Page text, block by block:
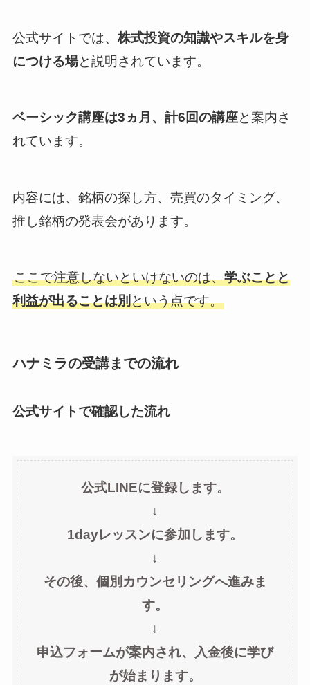
公式サイトでは、株式投資の知識やスキルを身
につける場と説明されています。
ベーシック講座は3ヵ月、計6回の講座と案内さ
れています。
内容には、銘柄の探し方、売買のタイミング、
推し銘柄の発表会があります。
ここで注意しないといけないのは、学ぶことと
利益が出ることは別という点です。
ハナミラの受講までの流れ
公式サイトで確認した流れ
公式LINEに登録します。
↓
1dayレッスンに参加します。
↓
その後、個別カウンセリングへ進みま
す。
↓
申込フォームが案内され、入金後に学び
が始まります。